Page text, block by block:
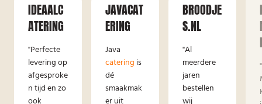
IDEAALC
ATERING
"Perfecte
levering op
afgesproke
n tijd en zo
JAVACAT
ERING
Java
catering is
dé
smaakmak
BROODJE
S.NL
"Al
meerdere
jaren
bestellen